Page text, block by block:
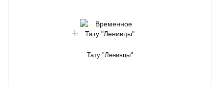
Тату "Ленивцы"